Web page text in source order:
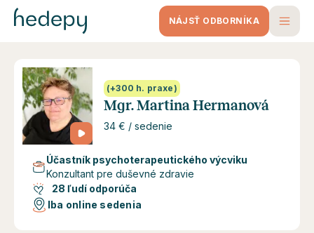
NÁJSŤ ODBORNÍKA
(+300 h. praxe)
Mgr. Martina Hermanová
34 € / sedenie
Účastník psychoterapeutického výcviku
Konzultant pre duševné zdravie
28 ľudí odporúča
Iba online sedenia